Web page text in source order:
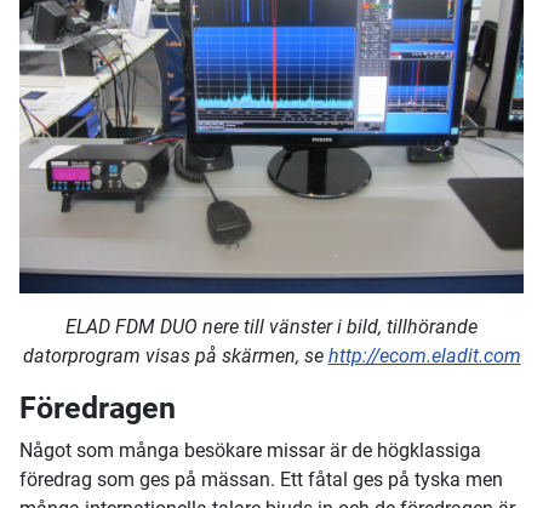
ELAD FDM DUO nere till vänster i bild, tillhörande
datorprogram visas på skärmen, se http://ecom.eladit.com
Föredragen
Något som många besökare missar är de högklassiga
föredrag som ges på mässan. Ett fåtal ges på tyska men